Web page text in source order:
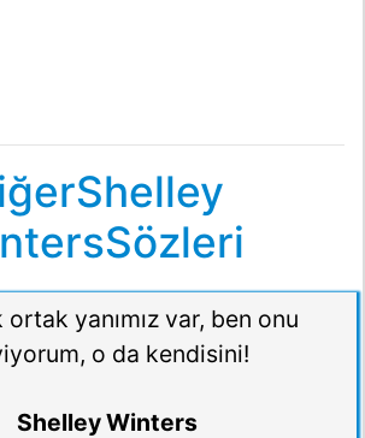
ortak yanımız var, ben onu
o da kendisini!
Shelley Winters